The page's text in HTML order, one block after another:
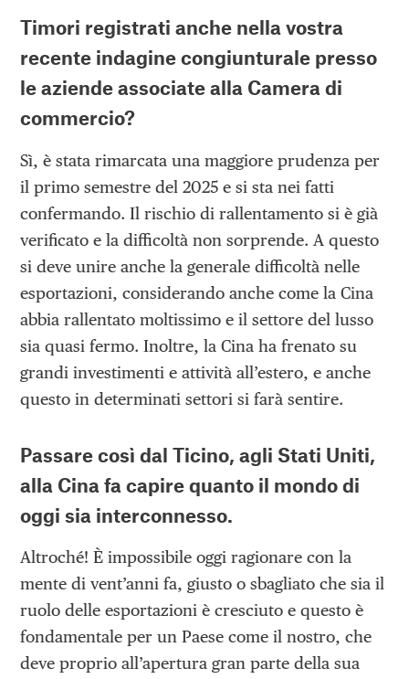
Timori registrati anche nella vostra
recente indagine congiunturale presso
le aziende associate alla Camera di
commercio?
Sì, è stata rimarcata una maggiore prudenza per
il primo semestre del 2025 e si sta nei fatti
confermando. Il rischio di rallentamento si è già
verificato e la difficoltà non sorprende. A questo
si deve unire anche la generale difficoltà nelle
esportazioni, considerando anche come la Cina
abbia rallentato moltissimo e il settore del lusso
sia quasi fermo. Inoltre, la Cina ha frenato su
grandi investimenti e attività all’estero, e anche
questo in determinati settori si farà sentire.
Passare così dal Ticino, agli Stati Uniti,
alla Cina fa capire quanto il mondo di
oggi sia interconnesso.
Altroché! È impossibile oggi ragionare con la
mente di vent’anni fa, giusto o sbagliato che sia il
ruolo delle esportazioni è cresciuto e questo è
fondamentale per un Paese come il nostro, che
deve proprio all’apertura gran parte della sua